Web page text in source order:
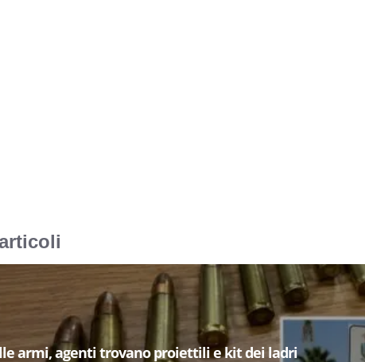
armi, agenti trovano proiettili e kit dei ladri